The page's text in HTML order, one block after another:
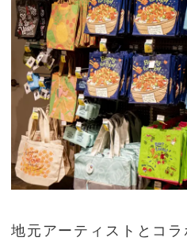
地元アーティストとコ